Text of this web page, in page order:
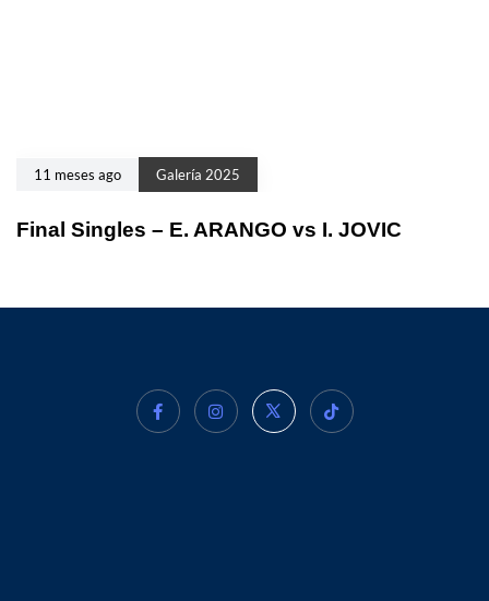
11 meses ago Galería 2025
Final Singles – E. ARANGO vs I. JOVIC